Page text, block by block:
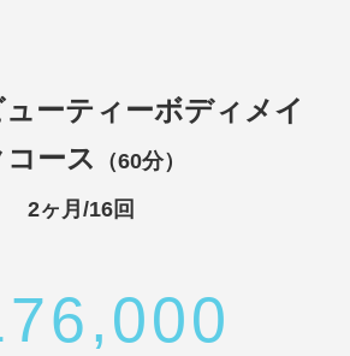
ューティーボディメイ
コース
（60分）
2ヶ月/16回